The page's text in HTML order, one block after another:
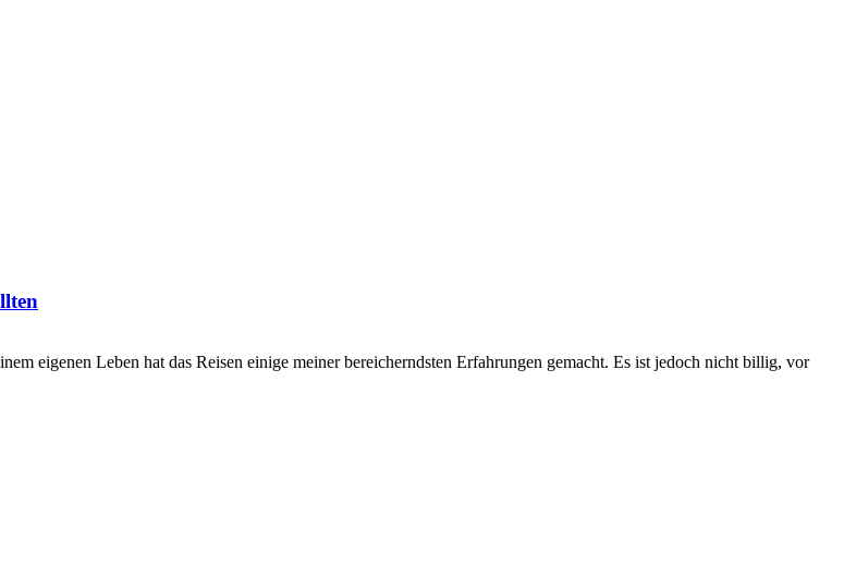
eigenen Leben hat das Reisen einige meiner bereicherndsten Erfahrungen gemacht. Es ist jedoch nicht billig, vor